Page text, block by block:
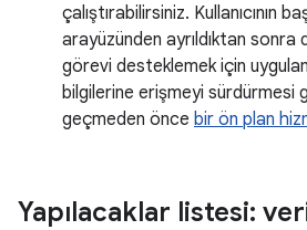
çalıştırabilirsiniz. Kullanıcının
arayüzünden ayrıldıktan
görevi desteklemek için
bilgilerine erişmeyi sürdürmesi
geçmeden önce bir ön plan
Yapılacaklar listesi: